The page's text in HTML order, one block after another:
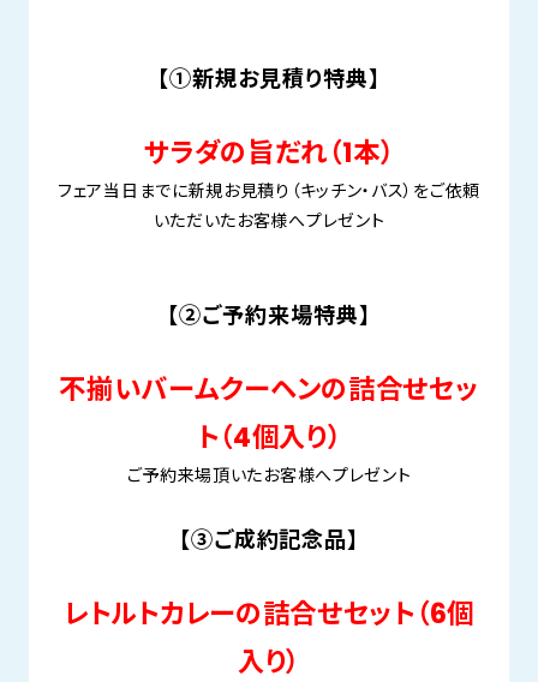
【①新規お見積り特典】
サラダの旨だれ（1本）
フェア当日までに新規お見積り（キッチン・バス）をご依頼
いただいたお客様へプレゼント
【②ご予約来場特典】
不揃いバームクーヘンの詰合せセッ
ト（4個入り）
ご予約来場頂いたお客様へプレゼント
【③ご成約記念品】
レトルトカレーの詰合せセット（6個
入り）